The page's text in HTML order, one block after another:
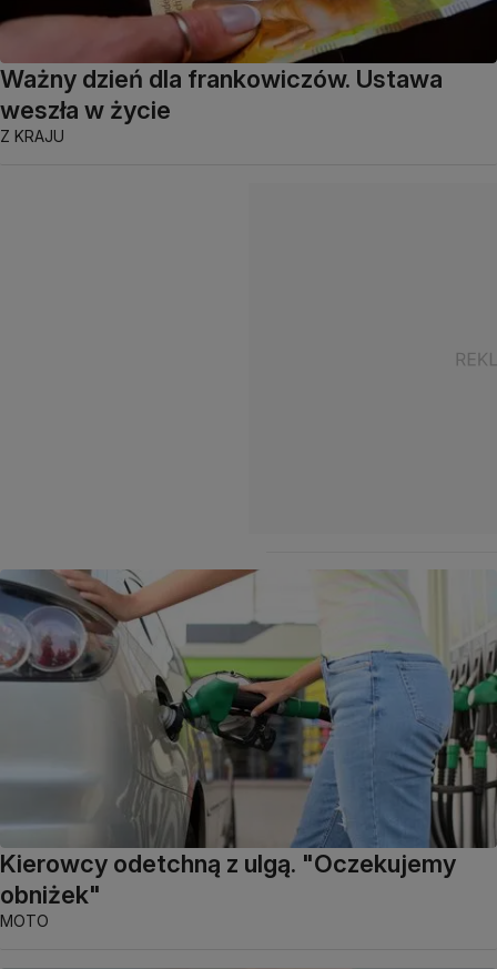
Ważny dzień dla frankowiczów. Ustawa
weszła w życie
Z KRAJU
Kierowcy odetchną z ulgą. "Oczekujemy
obniżek"
MOTO